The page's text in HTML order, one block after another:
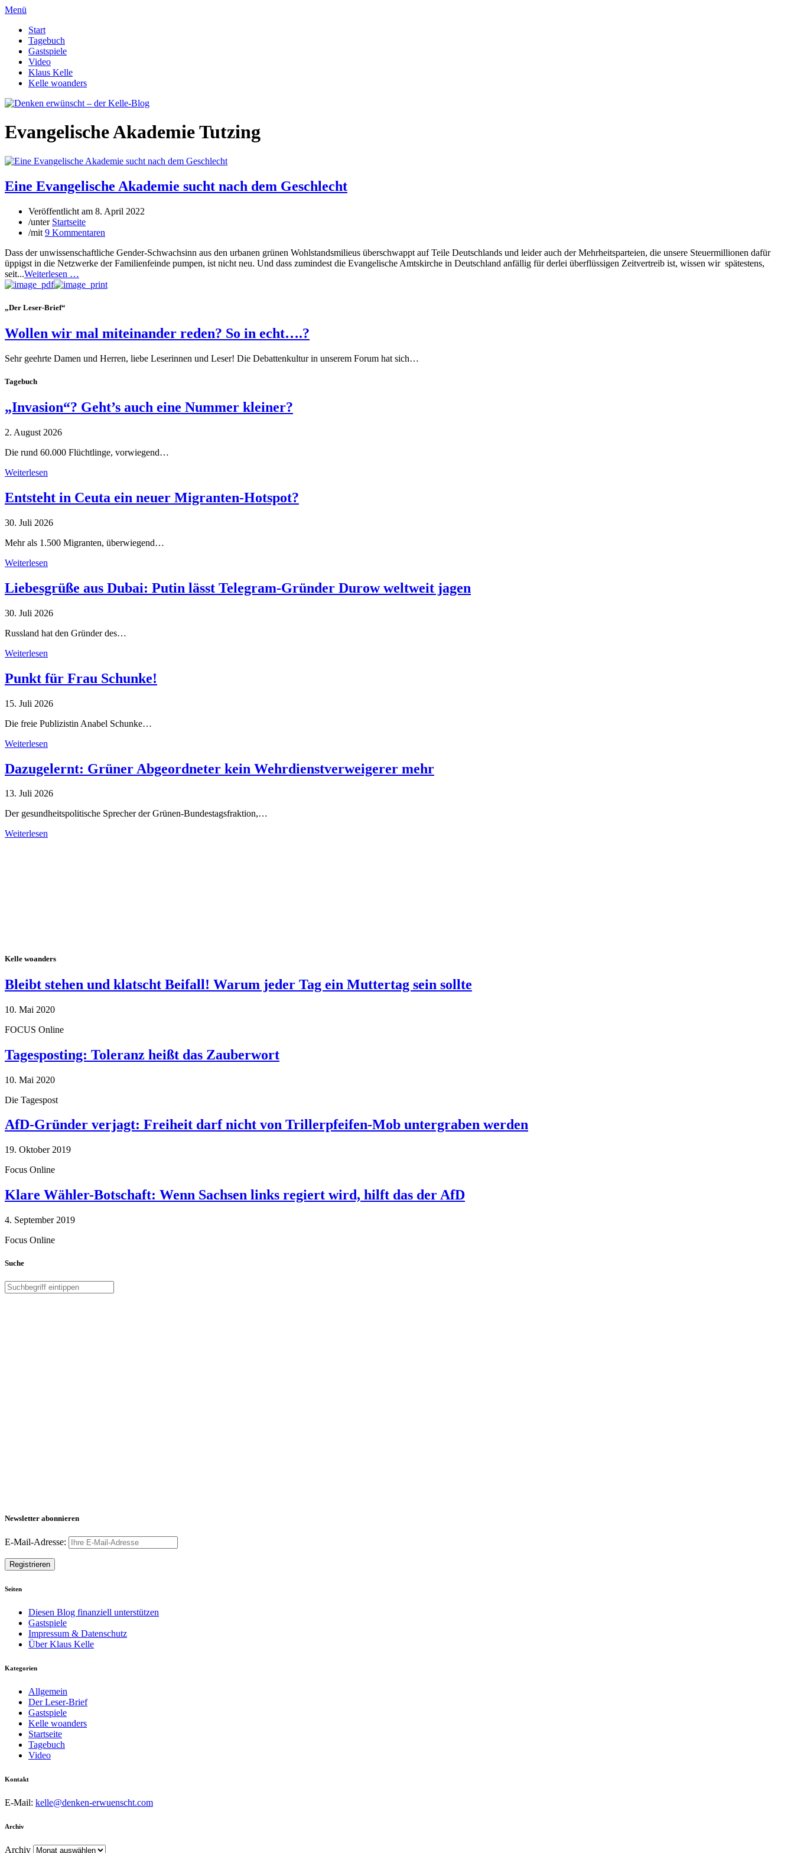
Menü
Start
Tagebuch
Gastspiele
Video
Klaus Kelle
Kelle woanders
Evangelische Akademie Tutzing
Eine Evangelische Akademie sucht nach dem Geschlecht
Veröffentlicht am 8. April 2022
/unter Startseite
/mit 9 Kommentaren
Dass der unwissenschaftliche Gender-Schwachsinn aus den urbanen grünen Wohlstandsmilieus überschwappt auf Teile Deutschlands und leider auch der Mehrheitsparteien, die unsere Steuermillionen dafür
üppigst in die Netzwerke der Familienfeinde pumpen, ist nicht neu. Und dass zumindest die Evangelische Amtskirche in Deutschland anfällig für derlei überflüssigen Zeitvertreib ist, wissen wir spätestens,
seit...Weiterlesen …
„Der Leser-Brief“
Wollen wir mal miteinander reden? So in echt….?
Sehr geehrte Damen und Herren, liebe Leserinnen und Leser! Die Debattenkultur in unserem Forum hat sich…
Tagebuch
„Invasion“? Geht’s auch eine Nummer kleiner?
2. August 2026
Die rund 60.000 Flüchtlinge, vorwiegend…
Weiterlesen
Entsteht in Ceuta ein neuer Migranten-Hotspot?
30. Juli 2026
Mehr als 1.500 Migranten, überwiegend…
Weiterlesen
Liebesgrüße aus Dubai: Putin lässt Telegram-Gründer Durow weltweit jagen
30. Juli 2026
Russland hat den Gründer des…
Weiterlesen
Punkt für Frau Schunke!
15. Juli 2026
Die freie Publizistin Anabel Schunke…
Weiterlesen
Dazugelernt: Grüner Abgeordneter kein Wehrdienstverweigerer mehr
13. Juli 2026
Der gesundheitspolitische Sprecher der Grünen-Bundestagsfraktion,…
Weiterlesen
Kelle woanders
Bleibt stehen und klatscht Beifall! Warum jeder Tag ein Muttertag sein sollte
10. Mai 2020
FOCUS Online
Tagesposting: Toleranz heißt das Zauberwort
10. Mai 2020
Die Tagespost
AfD-Gründer verjagt: Freiheit darf nicht von Trillerpfeifen-Mob untergraben werden
19. Oktober 2019
Focus Online
Klare Wähler-Botschaft: Wenn Sachsen links regiert wird, hilft das der AfD
4. September 2019
Focus Online
Suche
Newsletter abonnieren
E-Mail-Adresse:
Seiten
Diesen Blog finanziell unterstützen
Gastspiele
Impressum & Datenschutz
Über Klaus Kelle
Kategorien
Allgemein
Der Leser-Brief
Gastspiele
Kelle woanders
Startseite
Tagebuch
Video
Kontakt
E-Mail: kelle@denken-erwuenscht.com
Archiv
Archiv